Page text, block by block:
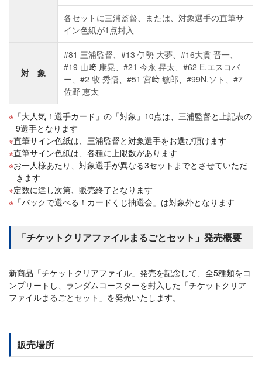
各セットに三浦監督、または、対象選手の直筆サ
イン色紙が1点封入
対 象
#81 三浦監督、#13 伊勢 大夢、#16大貫 晋一、
#19 山﨑 康晃、#21 今永 昇太、#62 E.エスコバ
ー、#2 牧 秀悟、#51 宮﨑 敏郎、#99N.ソト、#7
佐野 恵太
「大人気！選手カード」の「対象」10点は、三浦監督と上記表の
9選手となります
直筆サイン色紙は、三浦監督と対象選手をお選び頂けます
直筆サイン色紙は、各種に上限数があります
お一人様あたり、対象選手が異なる3セットまでとさせていただ
きます
定数に達し次第、販売終了となります
「パックで選べる！カードくじ抽選会」は対象外となります
「チケットクリアファイルまるごとセット」発売概要
新商品「チケットクリアファイル」発売を記念して、全5種類をコ
ンプリートし、ランダムコースターを封入した「チケットクリア
ファイルまるごとセット」を発売いたします。
販売場所